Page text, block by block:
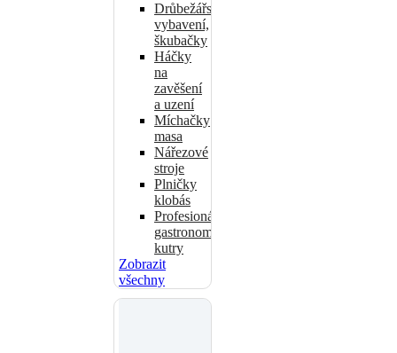
Drůbežářské
vybavení,
škubačky
Háčky
na
zavěšení
a uzení
Míchačky
masa
Nářezové
stroje
Plničky
klobás
Profesionální
gastronomické
kutry
Zobrazit
všechny